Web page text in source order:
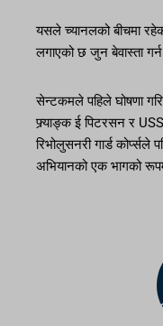
यसले च्यानलको बीचमा
लगाएको छ जुन बेवास्ता
सेन्टकमले पहिले घोषणा
फ्र्याङ्क ई पिटरसन र
रिभोलुसनरी गार्ड
अभियानको एक भागको